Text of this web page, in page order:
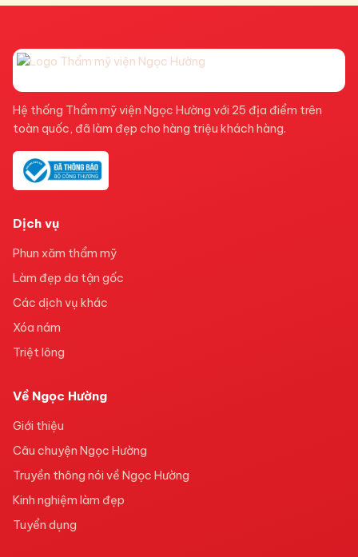
Hệ thống Thẩm mỹ viện Ngọc Hường với 25 địa điểm trên
toàn quốc, đã làm đẹp cho hàng triệu khách hàng.
Dịch vụ
Phun xăm thẩm mỹ
Làm đẹp da tận gốc
Các dịch vụ khác
Xóa nám
Triệt lông
Về Ngọc Hường
Giới thiệu
Câu chuyện Ngọc Hường
Truyền thông nói về Ngọc Hường
Kinh nghiệm làm đẹp
Tuyển dụng